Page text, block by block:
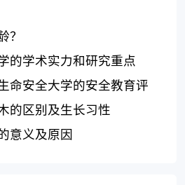
？
的学术实力和研究重点
命安全大学的安全教育评
的区别及生长习性
意义及原因